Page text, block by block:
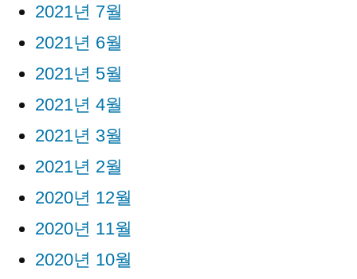
2021년 7월
2021년 6월
2021년 5월
2021년 4월
2021년 3월
2021년 2월
2020년 12월
2020년 11월
2020년 10월